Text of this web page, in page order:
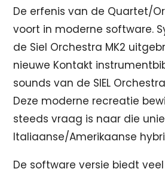
De erfenis van de Quartet/
voort in moderne software.
de Siel Orchestra MK2
nieuwe Kontakt
sounds van de SIEL
Deze moderne recreatie
steeds vraag is naar die
Italiaanse/Amerikaanse
De software versie biedt